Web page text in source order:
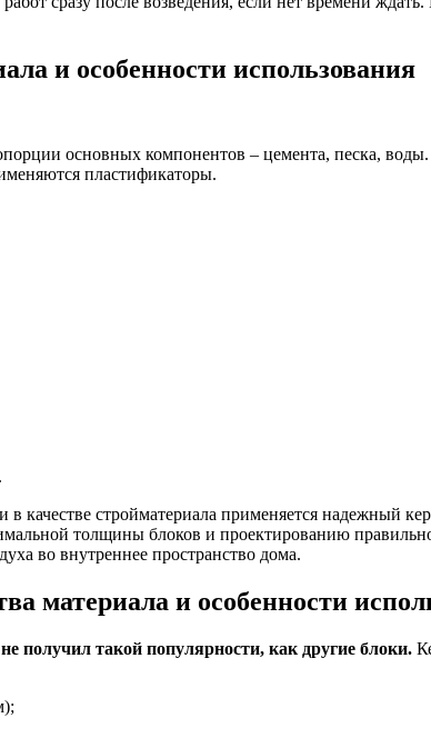
и особенности использования
основных компонентов – цемента, песка,
пластификаторы.
качестве стройматериала применяется надежный
толщины блоков и проектированию
во внутреннее пространство дома.
материала и особенности
получил такой популярности, как другие блоки.